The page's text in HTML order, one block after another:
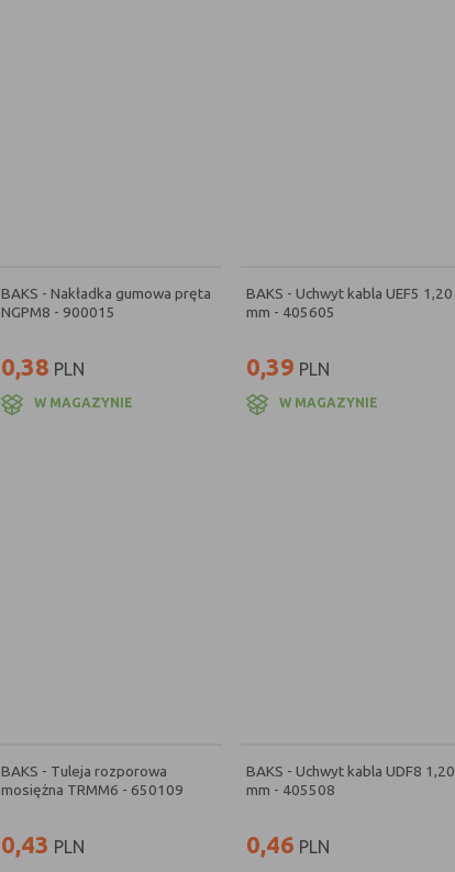
BAKS - Nakładka gumowa pręta
NGPM8 - 900015
0,38 PLN
W MAGAZYNIE
BAKS - Uchwyt kabla UEF5 1,20
mm - 405605
0,39 PLN
W MAGAZYNIE
BAKS - Tuleja rozporowa
mosiężna TRMM6 - 650109
0,43 PLN
BAKS - Uchwyt kabla UDF8 1,20
mm - 405508
0,46 PLN